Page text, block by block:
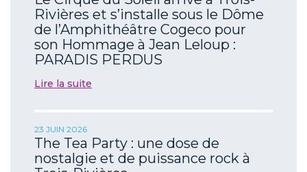
Rivières et s’installe sous le Dôme
de l’Amphithéâtre Cogeco pour
son Hommage à Jean Leloup :
PARADIS PERDUS
Lire la suite
23 JUIN 2026
The Tea Party : une dose de
nostalgie et de puissance rock à